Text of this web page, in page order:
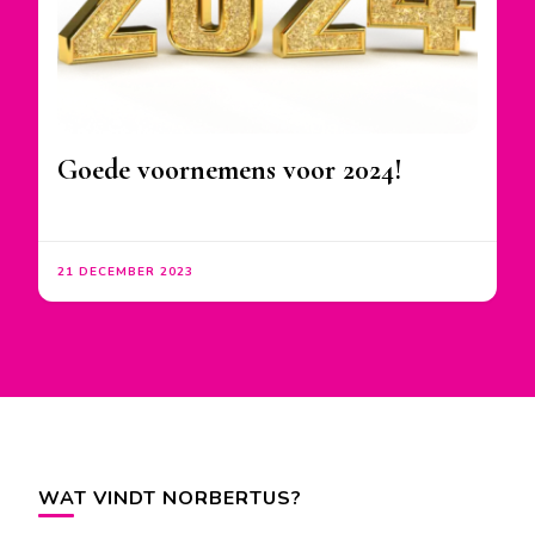
Goede voornemens voor 2024!
21 DECEMBER 2023
WAT VINDT NORBERTUS?